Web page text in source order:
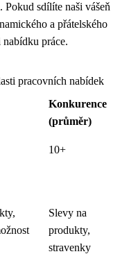
sdílíte naši vášeň
a přátelského
práce.
pracovních nabídek
Konkurence
(průměr)
10+
Slevy na
produkty,
stravenky